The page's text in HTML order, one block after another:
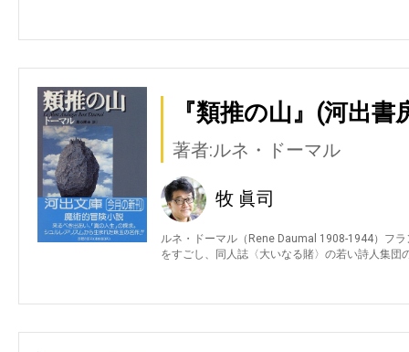
『類推の山』(河出書
著者:ルネ・ドーマル
牧 眞司
ルネ・ドーマル（Rene Daumal 1908-1944）フ
をすごし、同人誌〈大いなる賭〉の若い詩人集団